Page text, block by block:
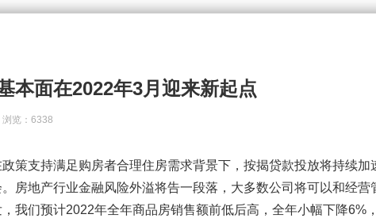
本面在2022年3月迎来新起点
览：6338
支持满足购房者合理住房需求背景下，按揭贷款投放将持续加
房地产行业金融风险外溢将告一段落，大多数公司将可以和经营
我们预计2022年全年商品房销售额前低后高，全年小幅下降6%